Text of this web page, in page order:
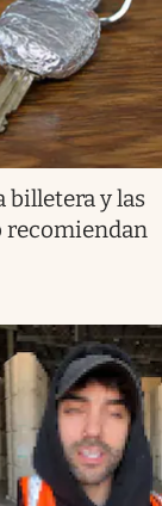
billetera y las
recomiendan